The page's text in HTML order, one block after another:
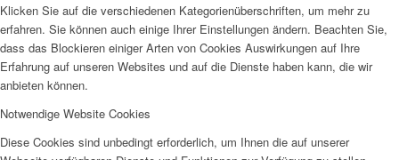
Klicken Sie auf die verschiedenen Kategorienüberschriften, um mehr zu
erfahren. Sie können auch einige Ihrer Einstellungen ändern. Beachten Sie,
dass das Blockieren einiger Arten von Cookies Auswirkungen auf Ihre
Erfahrung auf unseren Websites und auf die Dienste haben kann, die wir
anbieten können.
Notwendige Website Cookies
Diese Cookies sind unbedingt erforderlich, um Ihnen die auf unserer